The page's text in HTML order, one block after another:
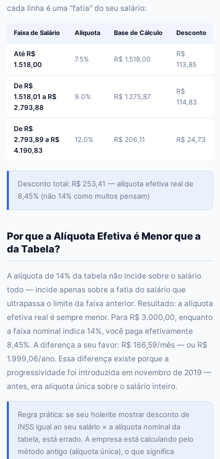
cada linha é uma "fatia" do seu salário:
Faixa de Salário Alíquota Base de Cálculo Desconto
Até R$
1.518,00
7.5% R$ 1.518,00
R$
113,85
De R$
1.518,01 a R$
2.793,88
9.0% R$ 1.275,87
R$
114,83
De R$
2.793,89 a R$
4.190,83
12.0% R$ 206,11 R$ 24,73
Desconto total: R$ 253,41 — alíquota efetiva real de
8,45% (não 14% como muitos pensam)
Por que a Alíquota Efetiva é Menor que a
da Tabela?
A alíquota de 14% da tabela não incide sobre o salário
todo — incide apenas sobre a fatia do salário que
ultrapassa o limite da faixa anterior. Resultado: a alíquota
efetiva real é sempre menor. Para R$ 3.000,00, enquanto
a faixa nominal indica 14%, você paga efetivamente
8,45%. A diferença a seu favor: R$ 166,59/mês — ou R$
1.999,06/ano. Essa diferença existe porque a
progressividade foi introduzida em novembro de 2019 —
antes, era alíquota única sobre o salário inteiro.
Regra prática: se seu holerite mostrar desconto de
INSS igual ao seu salário × a alíquota nominal da
tabela, está errado. A empresa está calculando pelo
método antigo (alíquota única), o que significa